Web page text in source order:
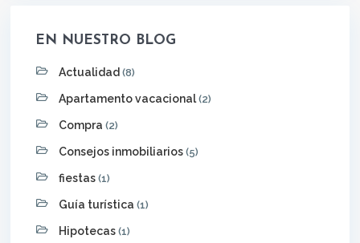
EN NUESTRO BLOG
Actualidad (8)
Apartamento vacacional(2)
Compra (2)
Consejos inmobiliarios (5)
fiestas (1)
Guía turística (1)
Hipotecas (1)